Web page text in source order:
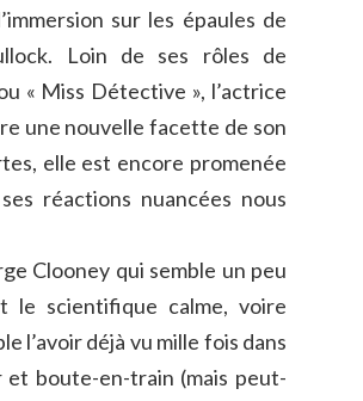
sur les épaules de
Loin de ses rôles de
« Miss Détective », l’actrice
une nouvelle facette de son
elle est encore promenée
réactions nuancées nous
Clooney qui semble un peu
le scientifique calme, voire
l’avoir déjà vu mille fois dans
et boute-en-train (mais peut-